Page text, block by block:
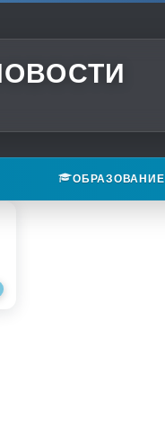
ОБРАЗОВАНИЕ